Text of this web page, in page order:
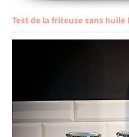
Test de la friteuse sans huile